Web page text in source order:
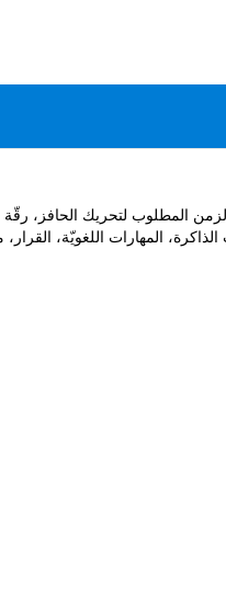
المطلوب لتحريك الحافز، رقّة
المهارات اللغويّة،